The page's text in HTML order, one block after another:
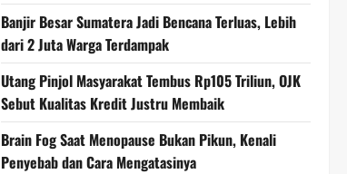
Banjir Besar Sumatera Jadi Bencana Terluas, Lebih
dari 2 Juta Warga Terdampak
Utang Pinjol Masyarakat Tembus Rp105 Triliun, OJK
Sebut Kualitas Kredit Justru Membaik
Brain Fog Saat Menopause Bukan Pikun, Kenali
Penyebab dan Cara Mengatasinya